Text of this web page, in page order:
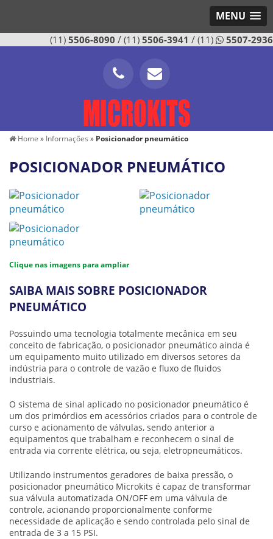
MENU
(11) 5506-8090 / (11) 5506-3941 / (11) 5507-2936
Home » Informações » Posicionador pneumático
POSICIONADOR PNEUMÁTICO
Clique nas imagens para ampliar
SAIBA MAIS SOBRE POSICIONADOR
PNEUMÁTICO
Possuindo uma tecnologia totalmente mecânica em seu
conceito de fabricação, o posicionador pneumático ainda é
um equipamento muito utilizado em diversos setores da
indústria para o controle de vazão e fluxo de fluidos
industriais.
O sistema de sinal aplicado no posicionador pneumático é
um dos primórdios em acessórios criados para o controle de
curso e acionamento de válvulas, sendo anterior a
equipamentos que trabalham e reconhecem o sinal de
entrada via corrente elétrica, ou seja, eletropneumáticos.
Utilizando instrumentos geradores de baixa pressão, o
posicionador pneumático Microkits é capaz de transformar
sua válvula automatizada ON/OFF em uma válvula de
controle, acionando proporcionalmente conforme
necessidade de aplicação e sendo controlada pelo sinal de
entrada de 3 a 15 PSI.